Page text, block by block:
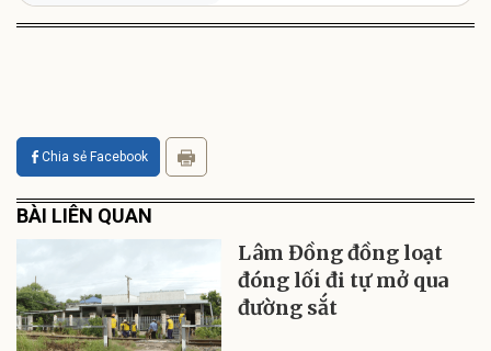
Chia sẻ Facebook
BÀI LIÊN QUAN
Lâm Đồng đồng loạt
đóng lối đi tự mở qua
đường sắt